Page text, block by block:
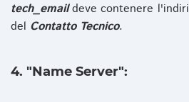
tech_emaildeve contenere
del Contatto Tecnico.
4. "Name Server":